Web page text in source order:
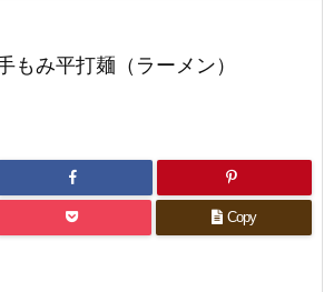
もみ平打麺（ラーメン）
Copy